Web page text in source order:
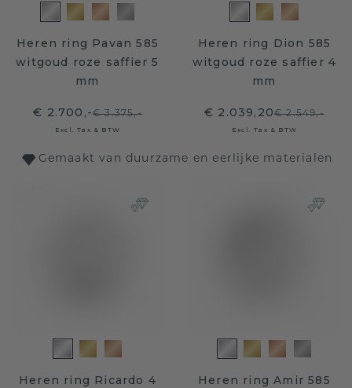
Heren ring Pavan 585
witgoud roze saffier 5
mm
€ 2.700,-€ 3.375,-
Excl. Tax & BTW
Heren ring Dion 585
witgoud roze saffier 4
mm
€ 2.039,20€ 2.549,-
Excl. Tax & BTW
Gemaakt van duurzame en eerlijke materialen
Heren ring Ricardo 4
Heren ring Amir 585